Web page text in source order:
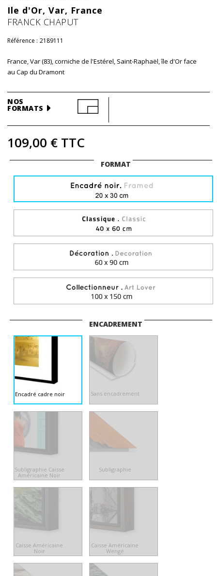
Ile d'Or, Var, France
FRANCK CHAPUT
Référence : 2189111
France, Var (83), corniche de l'Estérel, Saint-Raphaël, île d'Or face
au Cap du Dramont
NOS
FORMATS
109,00 € TTC
FORMAT
ENCADREMENT
Encadré cadre noir Sans encadrement
Subligraphie Caisse
Américaine Noir
Subligraphie
Caisse Américaine
Noir
Caisse Américaine
Wengé